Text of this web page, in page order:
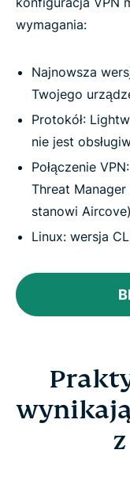
wymagania:
Najnowsza
Twojego
Protokół:
nie jest
Połączenie
Threat
stanowi Airсove)
Linux: wersja